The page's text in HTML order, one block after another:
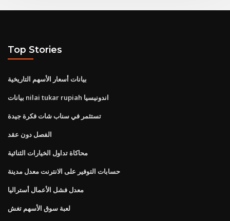
Top Stories
بيانات أسعار الأسهم التاريخية
بيانات nilai tukar rupiah اندونيسيا
تستثمر في سناب شات فكرة جيدة
الفصل دون عقد
محاكاة تداول الخيارات الثنائية
حسابات التوفير على الانترنت معدل مدينة
معدل فشل الأعمال أستراليا
لعبة سوق الأسهم تغش